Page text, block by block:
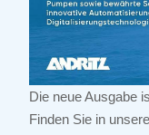
Die neue Ausgabe
Finden Sie in